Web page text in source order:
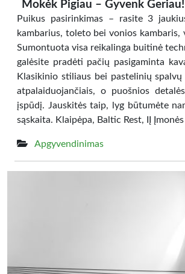
Mokėk Pigiau – Gyvenk
Puikus pasirinkimas – rasite 3
kambarius, toleto bei vonios kambaris,
Sumontuota visa reikalinga buitinė
galėsite pradėti pačių pasigaminta
Klasikinio stiliaus bei pastelinių
atpalaiduojančiais, o puošnios
įspūdį. Jauskitės taip, lyg būtumėte
sąskaita. Klaipėpa, Baltic Rest, IĮ
Apgyvendinimas